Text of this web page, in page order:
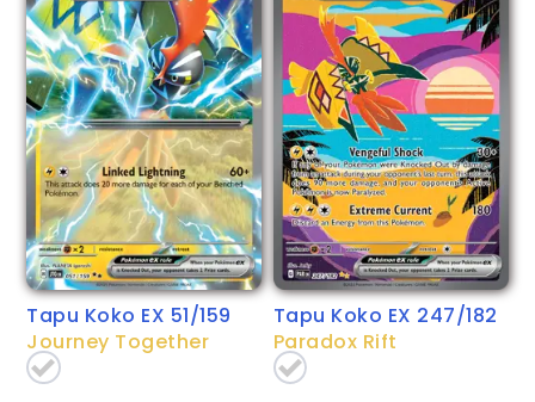
Tapu Koko EX 51/159
Journey Together
Tapu Koko EX 247/182
Paradox Rift